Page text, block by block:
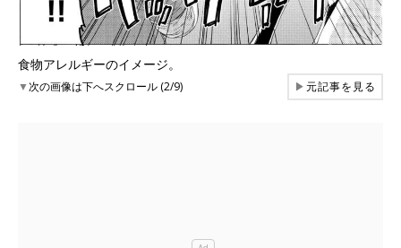
食物アレルギーのイメージ。
▼次の画像は下へスクロール (2/9) ▶元記事を見る